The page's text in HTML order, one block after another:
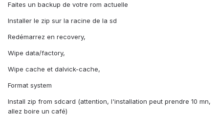
Faites un backup de votre rom actuelle
Installer le zip sur la racine de la sd
Redémarrez en recovery,
Wipe data/factory,
Wipe cache et dalvick-cache,
Format system
Install zip from sdcard (attention, l'installation peut prendre 10 mn,
allez boire un café)